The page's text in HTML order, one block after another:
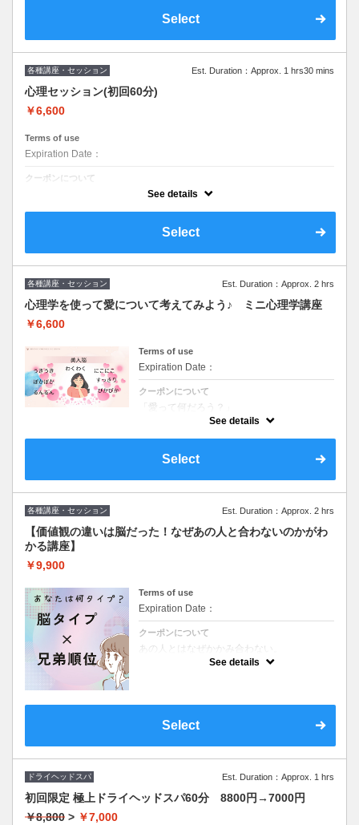
Select
各種講座・セッション Est. Duration：Approx. 1 hrs30 mins
心理セッション(初回60分)
￥6,600
Terms of use
Expiration Date：
クーポンについて
2回目セッションの方はこちらから
See details
Select
各種講座・セッション Est. Duration：Approx. 2 hrs
心理学を使って愛について考えてみよう♪ ミニ心理学講座
￥6,600
Terms of use
Expiration Date：
クーポンについて
「愛って何だろう？」
考えたことありますか？
✔ 頑張っているのに満たされない
✔ 私ばっかり…って思ってしまう
実はそれ、愛の勘違いが原因かもしれませ
ん。
・無意識の思い込み
その気持ちだけで大丈夫★
See details
Select
各種講座・セッション Est. Duration：Approx. 2 hrs
【価値観の違いは脳だった！なぜあの人と合わないのかがわ
かる講座】
￥9,900
Terms of use
Expiration Date：
クーポンについて
あの人とはなぜかかみ合わない。
夫と意見がぶつかる
家族内でも分かり合えない。そんなお悩みす
することで生きやすくなります
See details
Select
ドライヘッドスパ Est. Duration：Approx. 1 hrs
初回限定 極上ドライヘッドスパ60分 8800円→7000円
￥8,800 > ￥7,000